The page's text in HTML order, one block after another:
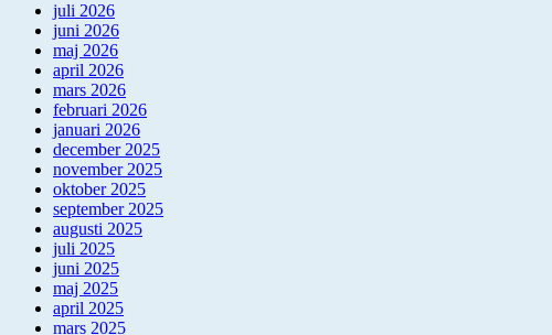
juli 2026
juni 2026
maj 2026
april 2026
mars 2026
februari 2026
januari 2026
december 2025
november 2025
oktober 2025
september 2025
augusti 2025
juli 2025
juni 2025
maj 2025
april 2025
mars 2025